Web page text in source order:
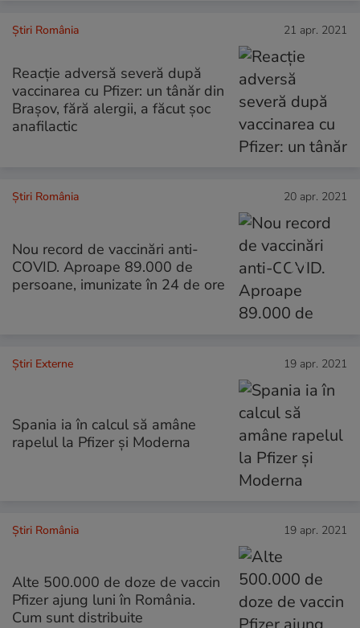
Știri România 21 apr. 2021
Reacție adversă severă după
vaccinarea cu Pfizer: un tânăr din
Brașov, fără alergii, a făcut șoc
anafilactic
Știri România 20 apr. 2021
Nou record de vaccinări anti-
COVID. Aproape 89.000 de
persoane, imunizate în 24 de ore
Știri Externe 19 apr. 2021
Spania ia în calcul să amâne
rapelul la Pfizer și Moderna
Știri România 19 apr. 2021
Alte 500.000 de doze de vaccin
Pfizer ajung luni în România.
Cum sunt distribuite